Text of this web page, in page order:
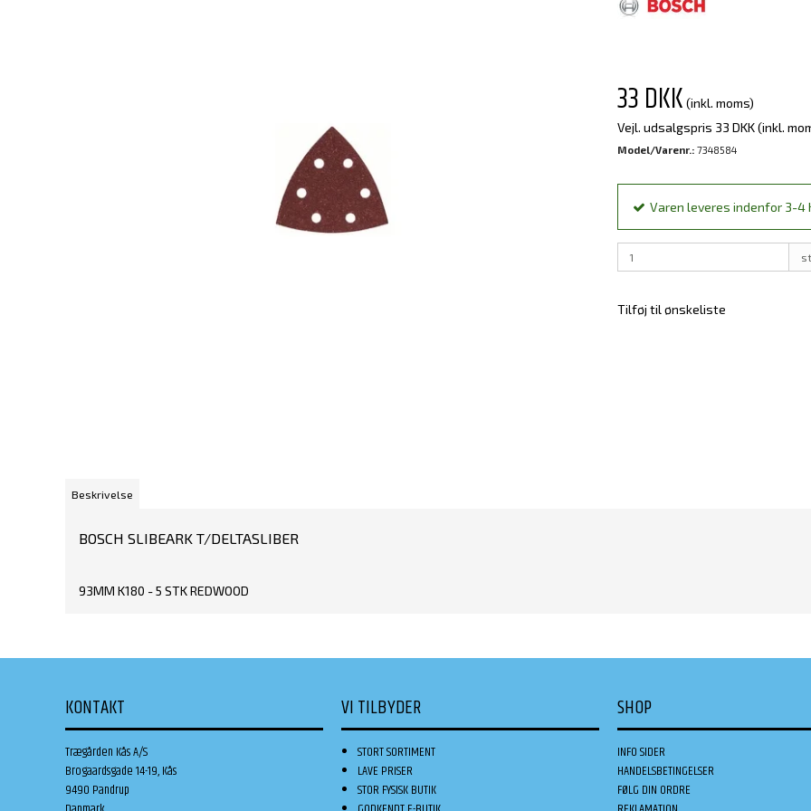
33 DKK (inkl. moms)
Vejl. udsalgspris 33 DKK(inkl.
Model/Varenr.: 7348584
Varen leveres indenfor 3-4
Tilføj til ønskeliste
Beskrivelse
BOSCH SLIBEARK T/DELTASLIBER
93MM K180 - 5 STK REDWOOD
KONTAKT
Trægården Kås A/S
Brogaardsgade 14-19, Kås
9490 Pandrup
VI TILBYDER
STORT SORTIMENT
LAVE PRISER
STOR FYSISK BUTIK
SHOP
INFO SIDER
HANDELSBETINGELSER
FØLG DIN ORDRE